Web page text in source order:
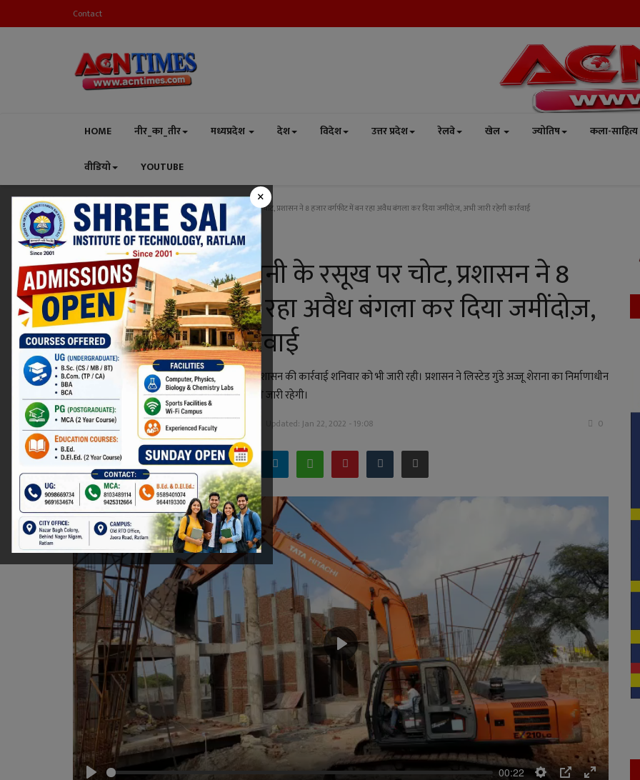
Contact
HOME नीर_का_तीर मध्यप्रदेश देश विदेश उत्तर प्रदेश रेलवे खेल ज्योतिष कला-साहित्य
वीडियो YOUTUBE
×
Home मध्यप्रदेश रतलाम लिस्टेट गुंडे अज्जू शेरानी के रसूख पर चोट, प्रशासन ने 8 हजार वर्गफीट में बन रहा अवैध बंगला कर दिया जमींदोज़, अभी जारी रहेगी कार्रवाई
रतलाम
लिस्टेट गुंडे अज्जू शेरानी के रसूख पर चोट, प्रशासन ने 8
हजार वर्गफीट में बन रहा अवैध बंगला कर दिया जमींदोज़,
अभी जारी रहेगी कार्रवाई
गुंडों और अपराधिक व्यक्तियों के खिलाफ शुरू हुई प्रशासन की कार्रवाई शनिवार को भी जारी रही। प्रशासन ने लिस्टेड गुंडे अज्जू शेराना का निर्माणाधीन
बंगला ढहा दिया। एसडीएम के अनुसार कार्रवाई अभी जारी रहेगी।
Niraj Kumar Shukla Jan 22, 2022 - 17:16 Updated: Jan 22, 2022 - 19:08 0
Facebook Twitter
00:22
Play